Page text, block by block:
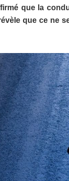
que la
que ce ne